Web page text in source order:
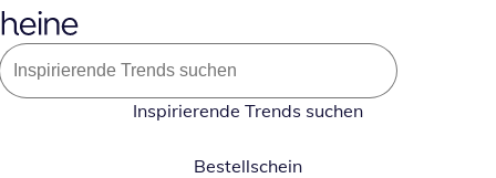
Inspirierende Trends suchen
Bestellschein